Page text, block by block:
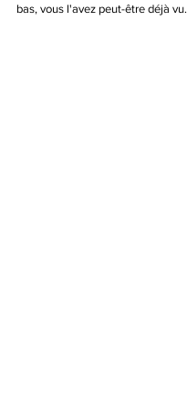
bas, vous l'avez peut-être déjà vu.